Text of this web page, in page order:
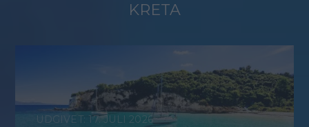
KRETA
17. JULI 2026